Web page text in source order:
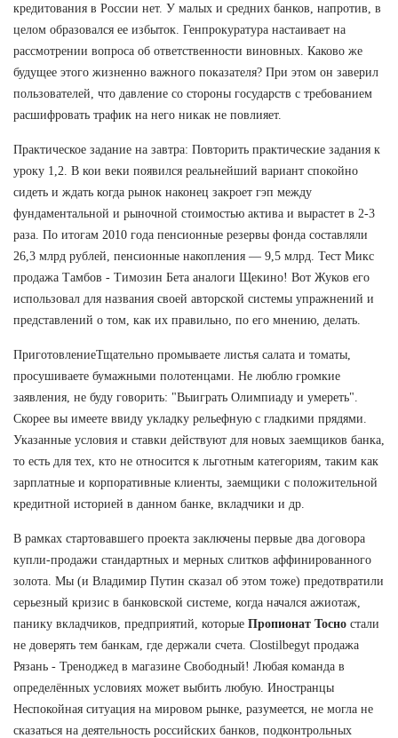
кредитования в России нет. У малых и средних банков, напротив, в
целом образовался ее избыток. Генпрокуратура настаивает на
рассмотрении вопроса об ответственности виновных. Каково же
будущее этого жизненно важного показателя? При этом он заверил
пользователей, что давление со стороны государств с требованием
расшифровать трафик на него никак не повлияет.
Практическое задание на завтра: Повторить практические задания к
уроку 1,2. В кои веки появился реальнейший вариант спокойно
сидеть и ждать когда рынок наконец закроет гэп между
фундаментальной и рыночной стоимостью актива и вырастет в 2-3
раза. По итогам 2010 года пенсионные резервы фонда составляли
26,3 млрд рублей, пенсионные накопления — 9,5 млрд. Тест Микс
продажа Тамбов - Tимозин Бета аналоги Щекино! Вот Жуков его
использовал для названия своей авторской системы упражнений и
представлений о том, как их правильно, по его мнению, делать.
ПриготовлениеТщательно промываете листья салата и томаты,
просушиваете бумажными полотенцами. Не люблю громкие
заявления, не буду говорить: "Выиграть Олимпиаду и умереть".
Скорее вы имеете ввиду укладку рельефную с гладкими прядями.
Указанные условия и ставки действуют для новых заемщиков банка,
то есть для тех, кто не относится к льготным категориям, таким как
зарплатные и корпоративные клиенты, заемщики с положительной
кредитной историей в данном банке, вкладчики и др.
В рамках стартовавшего проекта заключены первые два договора
купли-продажи стандартных и мерных слитков аффинированного
золота. Мы (и Владимир Путин сказал об этом тоже) предотвратили
серьезный кризис в банковской системе, когда начался ажиотаж,
панику вкладчиков, предприятий, которые Пропионат Тосно стали
не доверять тем банкам, где держали счета. Clostilbegyt продажа
Рязань - Треноджед в магазине Свободный! Любая команда в
определённых условиях может выбить любую. Иностранцы
Неспокойная ситуация на мировом рынке, разумеется, не могла не
сказаться на деятельность российских банков, подконтрольных